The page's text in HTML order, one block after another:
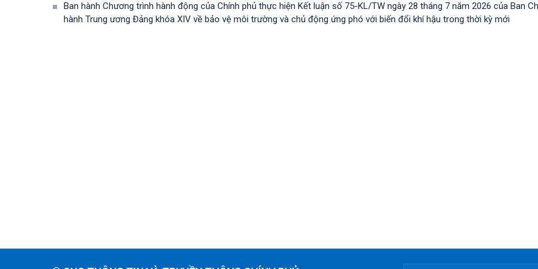
Ban hành Chương trình hành động của Chính phủ thực hiện Kết luận số 75-KL/TW ngày 28 tháng 7 năm 2026 của Ban
hành Trung ương Đảng khóa XIV về bảo vệ môi trường và chủ động ứng phó với biến đổi khí hậu trong thời kỳ mới